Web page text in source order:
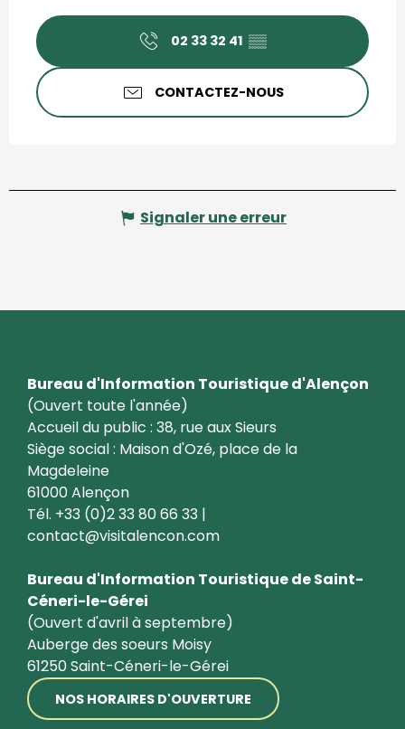
02 33 32 41 ▒▒
CONTACTEZ-NOUS
Signaler une erreur
Bureau d'Information Touristique d'Alençon
(Ouvert toute l'année)
Accueil du public : 38, rue aux Sieurs
Siège social : Maison d'Ozé, place de la
Magdeleine
61000 Alençon
Tél. +33 (0)2 33 80 66 33 |
contact@visitalencon.com
Bureau d'Information Touristique de Saint-
Céneri-le-Gérei
(Ouvert d'avril à septembre)
Auberge des soeurs Moisy
61250 Saint-Céneri-le-Gérei
NOS HORAIRES D'OUVERTURE